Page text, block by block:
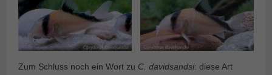
Zum Schluss noch ein Wort zu C. davidsandsi: diese Art